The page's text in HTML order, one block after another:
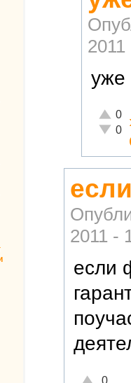
уже
0
0
2011 -
если
Отлично!
0